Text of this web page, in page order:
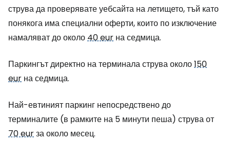
струва да проверявате уебсайта на летището, тъй като
понякога има специални оферти, които по изключение
намаляват до около40 eur на седмица.
Паркингът директно на терминала струва около150
eur на седмица.
Най-евтиният паркинг непосредствено до
терминалите (в рамките на 5 минути пеша) струва от
70 eurза около месец.